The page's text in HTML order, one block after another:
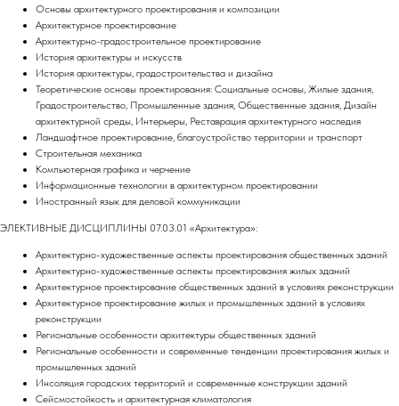
Основы архитектурного проектирования и композиции
Архитектурное проектирование
Архитектурно-градостроительное проектирование
История архитектуры и искусств
История архитектуры, градостроительства и дизайна
Теоретические основы проектирования: Социальные основы, Жилые здания,
Градостроительство, Промышленные здания, Общественные здания, Дизайн
архитектурной среды, Интерьеры, Реставрация архитектурного наследия
Ландшафтное проектирование, благоустройство территории и транспорт
Строительная механика
Компьютерная графика и черчение
Информационные технологии в архитектурном проектировании
Иностранный язык для деловой коммуникации
ЭЛЕКТИВНЫЕ ДИСЦИПЛИНЫ 07.03.01 «Архитектура»:
Архитектурно-художественные аспекты проектирования общественных зданий
Архитектурно-художественные аспекты проектирования жилых зданий
Архитектурное проектирование общественных зданий в условиях реконструкции
Архитектурное проектирование жилых и промышленных зданий в условиях
реконструкции
Региональные особенности архитектуры общественных зданий
Региональные особенности и современные тенденции проектирования жилых и
промышленных зданий
Инсоляция городских территорий и современные конструкции зданий
Сейсмостойкость и архитектурная климатология